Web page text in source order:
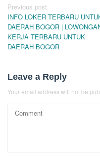
Post
navigation
Previous post
INFO LOKER TERBARU
DAERAH BOGOR |
KERJA TERBARU UNTUK
DAERAH BOGOR
Leave a Reply
Your email address will not be